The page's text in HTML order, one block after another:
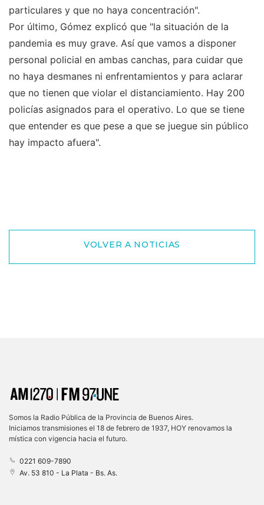
particulares y que no haya concentración".
Por último, Gómez explicó que "la situación de la
pandemia es muy grave. Así que vamos a disponer
personal policial en ambas canchas, para cuidar que
no haya desmanes ni enfrentamientos y para aclarar
que no tienen que violar el distanciamiento. Hay 200
policías asignados para el operativo. Lo que se tiene
que entender es que pese a que se juegue sin público
hay impacto afuera".
VOLVER A NOTICIAS
Somos la Radio Pública de la Provincia de Buenos Aires.
Iniciamos transmisiones el 18 de febrero de 1937, HOY renovamos la
mística con vigencia hacia el futuro.
0221 609-7890
Av. 53 810 - La Plata - Bs. As.